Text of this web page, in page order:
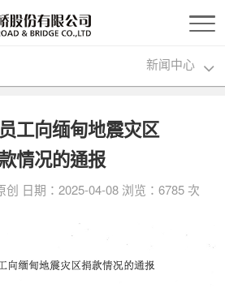
新闻中心
工向缅甸地震灾区
情况的通报
创 日期：2025-04-08 浏览：6785 次